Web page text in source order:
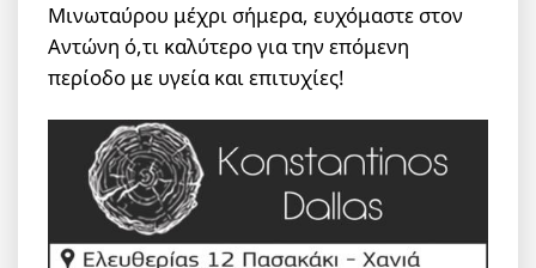
Μινωταύρου μέχρι σήμερα, ευχόμαστε στον
Αντώνη ό,τι καλύτερο για την επόμενη
περίοδο με υγεία και επιτυχίες!